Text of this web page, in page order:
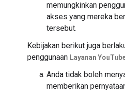
memungkinkan
akses yang mereka
tersebut.
Kebijakan berikut juga
penggunaan Layanan
Anda tidak boleh
memberikan